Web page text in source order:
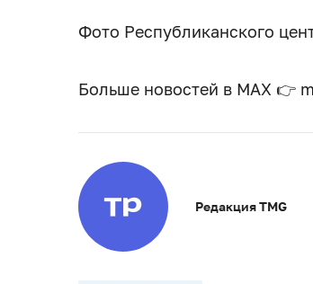
Фото Республиканского
Больше новостей в МАХ 👉
Редакция TMG